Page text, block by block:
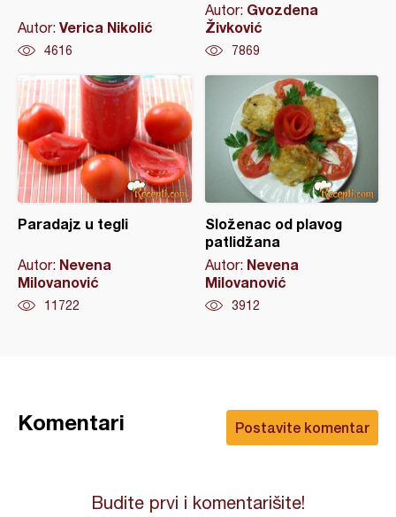
Autor: Verica Nikolić
4616
Autor: Gvozdena
Živković
7869
Paradajz u tegli
Autor: Nevena
Milovanović
11722
Složenac od plavog
patlidžana
Autor: Nevena
Milovanović
3912
Postavite komentar
Komentari
Budite prvi i komentarišite!